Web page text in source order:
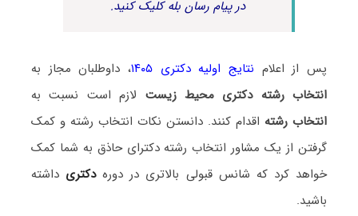
در پیام رسان بله کلیک کنید.
پس از اعلام نتایج اولیه دکتری ۱۴۰۵
، داوطلبان مجاز به
انتخاب رشته دکتری محیط‌ زیست لازم است نسبت به
انتخاب رشته اقدام کنند. دانستن نکات انتخاب رشته و کمک
گرفتن از یک مشاور انتخاب رشته دکترای حاذق به شما کمک
خواهد کرد که شانس قبولی بالاتری در دورهدکتری داشته
باشید.